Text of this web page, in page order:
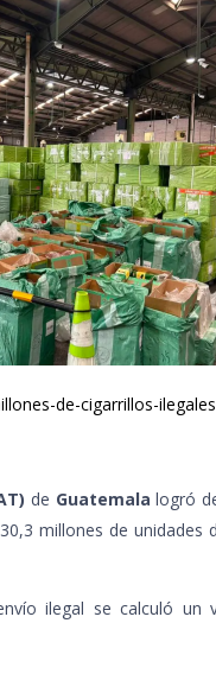
de-cigarrillos-
de Guatemala logró
millones de unidades
ilegal se calculó un